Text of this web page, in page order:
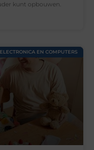
kunt opbouwen.
ELECTRONICA EN COMPUTERS